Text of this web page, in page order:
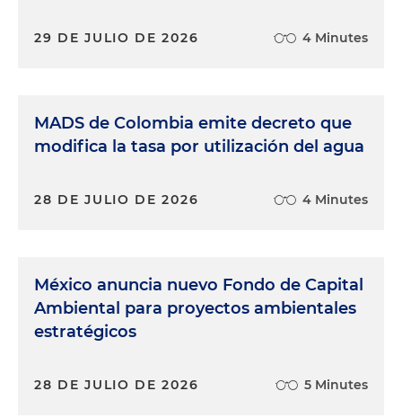
29 DE JULIO DE 2026 4 Minutes
MADS de Colombia emite decreto que
modifica la tasa por utilización del agua
28 DE JULIO DE 2026 4 Minutes
México anuncia nuevo Fondo de Capital
Ambiental para proyectos ambientales
estratégicos
28 DE JULIO DE 2026 5 Minutes